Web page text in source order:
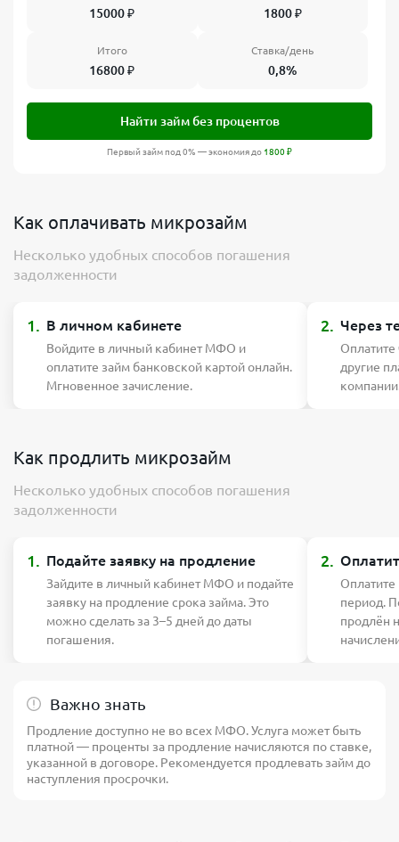
15000₽ 1800₽
Итого
16800₽
Ставка/день
0,8%
Найти займ без процентов
Первый займ под 0% — экономия до 1800₽
Как оплачивать микрозайм
Несколько удобных способов погашения
задолженности
1. В личном кабинете
Войдите в личный кабинет МФО и
оплатите займ банковской картой онлайн.
Мгновенное зачисление.
2. Через
другие
Как продлить микрозайм
Несколько удобных способов погашения
задолженности
1. Подайте заявку на продление
Зайдите в личный кабинет МФО и подайте
заявку на продление срока займа. Это
можно сделать за 3–5 дней до даты
погашения.
2.
период.
продлён
Важно знать
Продление доступно не во всех МФО. Услуга может быть
платной — проценты за продление начисляются по ставке,
указанной в договоре. Рекомендуется продлевать займ до
наступления просрочки.